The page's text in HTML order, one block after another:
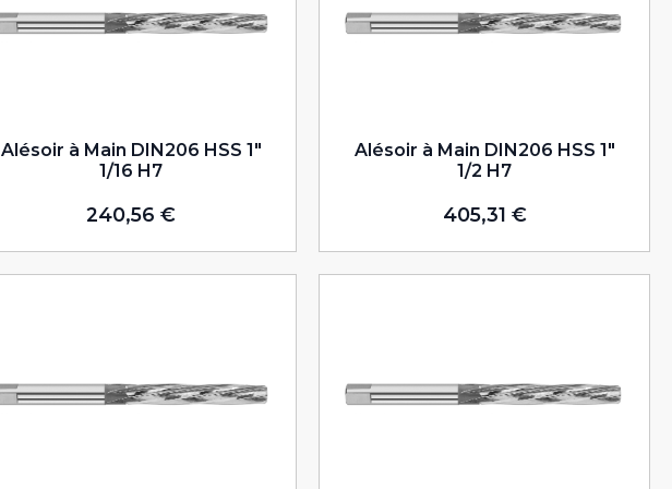
Alésoir à Main DIN206 HSS 1″
1/16 H7
240,56€
Alésoir à Main DIN206 HSS 1″
1/2 H7
405,31 €